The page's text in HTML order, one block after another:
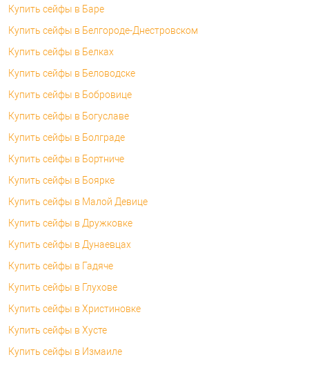
Купить сейфы в Баре
Купить сейфы в Белгороде-Днестровском
Купить сейфы в Белках
Купить сейфы в Беловодске
Купить сейфы в Бобровице
Купить сейфы в Богуславе
Купить сейфы в Болграде
Купить сейфы в Бортниче
Купить сейфы в Боярке
Купить сейфы в Малой Девице
Купить сейфы в Дружковке
Купить сейфы в Дунаевцах
Купить сейфы в Гадяче
Купить сейфы в Глухове
Купить сейфы в Христиновке
Купить сейфы в Хусте
Купить сейфы в Измаиле